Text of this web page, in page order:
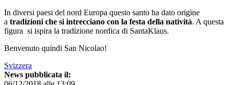
In diversi paesi del nord Europa questo santo ha dato origine
a tradizioni che si intrecciano con la festa della natività. A questa
figura si ispira la tradizione nordica di SantaKlaus.
Benvenuto quindi San Nicolao!
Svizzera
News pubblicata il: